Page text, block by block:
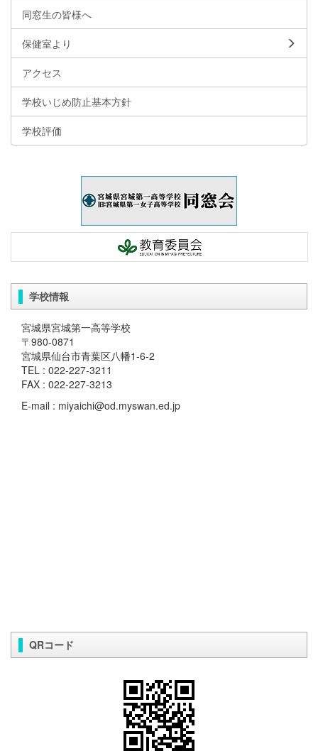
同窓生の皆様へ
保健室より
アクセス
学校いじめ防止基本方針
学校評価
学校情報
宮城県宮城第一高等学校
〒980-0871
宮城県仙台市青葉区八幡1-6-2
TEL : 022-227-3211
FAX : 022-227-3213
E-mail : miyaichi@od.myswan.ed.jp
QRコード